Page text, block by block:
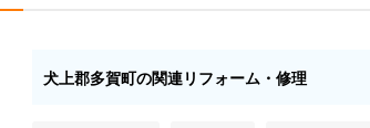
犬上郡多賀町の関連リフォーム・修理